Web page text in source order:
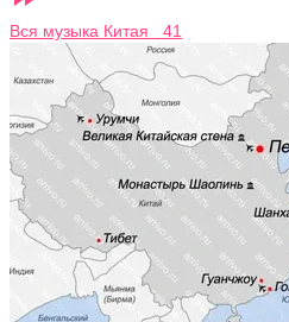
Вся музыка Китая 41